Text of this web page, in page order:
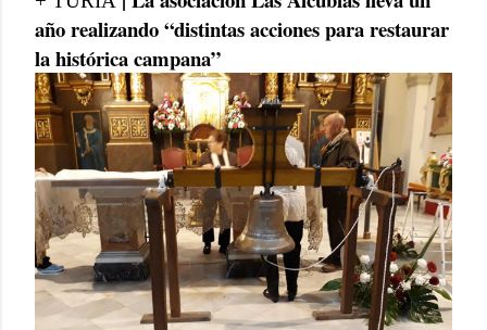
año realizando “distintas acciones para restaurar
la histórica campana”